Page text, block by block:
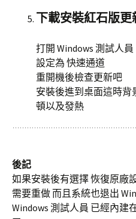
下載安裝紅石版更
打開 Windows 測試人員
設定為 快速通道
重開機後檢查更新吧
安裝後進到桌面這時背
頓以及發熱
後記
如果安裝後有選擇 恢復原廠
需要重做 而且系統也退出
Windows 測試人員 已經內建